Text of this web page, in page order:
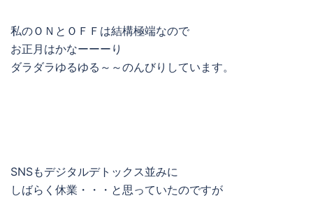
私のＯＮとＯＦＦは結構極端なので
お正月はかなーーーり
ダラダラゆるゆる～～のんびりしています。
SNSもデジタルデトックス並みに
しばらく休業・・・と思っていたのですが